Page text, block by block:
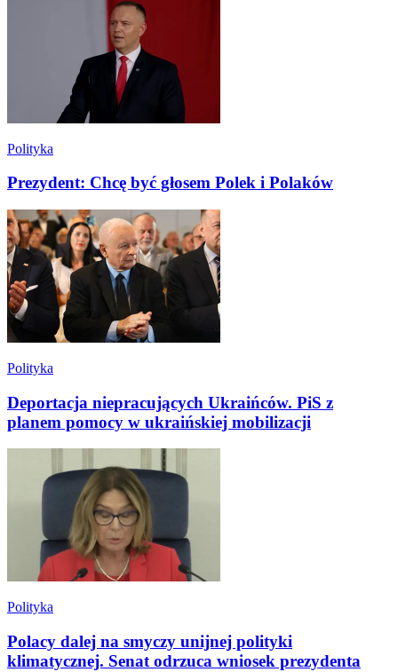
Polityka
Prezydent: Chcę być głosem Polek i Polaków
Polityka
Deportacja niepracujących Ukraińców. PiS z
planem pomocy w ukraińskiej mobilizacji
Polityka
Polacy dalej na smyczy unijnej polityki
klimatycznej. Senat odrzuca wniosek prezydenta